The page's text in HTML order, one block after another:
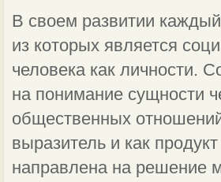
В своем развитии
из которых является
человека как личности.
на понимание сущности
общественных
выразитель и как
направлена на решение